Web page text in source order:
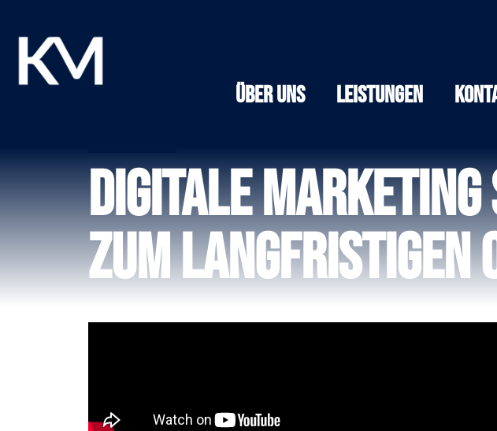
Über Uns Leistungen
Digitale Marketing
zum langfristigen